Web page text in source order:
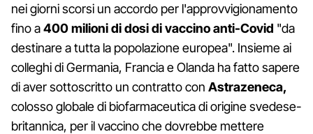
nei giorni scorsi un accordo per l'approvvigionamento
fino a400 milioni di dosi di vaccino anti-Covid "da
destinare a tutta la popolazione europea". Insieme ai
colleghi di Germania, Francia e Olanda ha fatto sapere
di aver sottoscritto un contratto con Astrazeneca,
colosso globale di biofarmaceutica di origine svedese-
britannica, per il vaccino che dovrebbe mettere